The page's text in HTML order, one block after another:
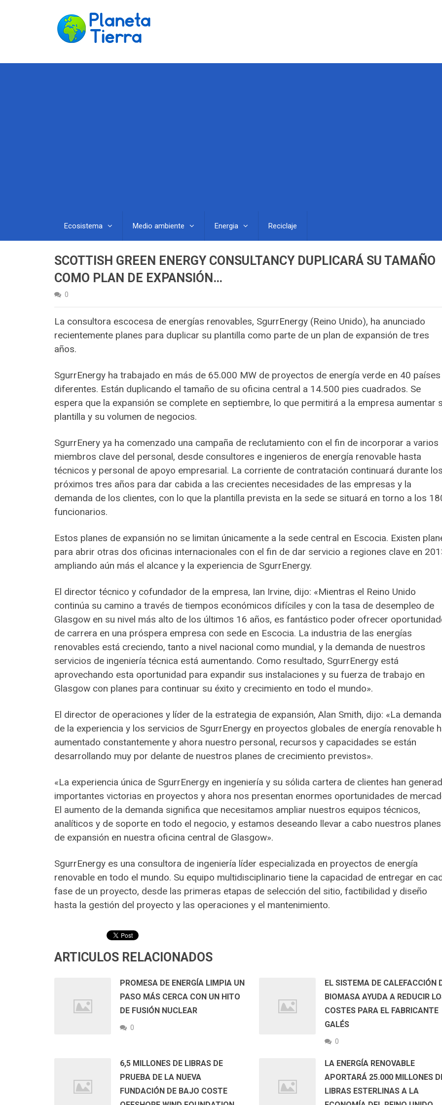
Ecosistema Medio ambiente Energia Reciclaje
SCOTTISH GREEN ENERGY CONSULTANCY DUPLICARÁ SU TAMAÑO
COMO PLAN DE EXPANSIÓN…
0
La consultora escocesa de energías renovables, SgurrEnergy (Reino Unido), ha anunciado
recientemente planes para duplicar su plantilla como parte de un plan de expansión de tres
años.
SgurrEnergy ha trabajado en más de 65.000 MW de proyectos de energía verde en 40 países
diferentes. Están duplicando el tamaño de su oficina central a 14.500 pies cuadrados. Se
espera que la expansión se complete en septiembre, lo que permitirá a la empresa aumentar
plantilla y su volumen de negocios.
SgurrEnery ya ha comenzado una campaña de reclutamiento con el fin de incorporar a varios
miembros clave del personal, desde consultores e ingenieros de energía renovable hasta
técnicos y personal de apoyo empresarial. La corriente de contratación continuará durante los
próximos tres años para dar cabida a las crecientes necesidades de las empresas y la
demanda de los clientes, con lo que la plantilla prevista en la sede se situará en torno a los
funcionarios.
Estos planes de expansión no se limitan únicamente a la sede central en Escocia. Existen
para abrir otras dos oficinas internacionales con el fin de dar servicio a regiones clave en
ampliando aún más el alcance y la experiencia de SgurrEnergy.
El director técnico y cofundador de la empresa, Ian Irvine, dijo: «Mientras el Reino Unido
continúa su camino a través de tiempos económicos difíciles y con la tasa de desempleo de
Glasgow en su nivel más alto de los últimos 16 años, es fantástico poder ofrecer
de carrera en una próspera empresa con sede en Escocia. La industria de las energías
renovables está creciendo, tanto a nivel nacional como mundial, y la demanda de nuestros
servicios de ingeniería técnica está aumentando. Como resultado, SgurrEnergy está
aprovechando esta oportunidad para expandir sus instalaciones y su fuerza de trabajo en
Glasgow con planes para continuar su éxito y crecimiento en todo el mundo».
El director de operaciones y líder de la estrategia de expansión, Alan Smith, dijo: «La demanda
de la experiencia y los servicios de SgurrEnergy en proyectos globales de energía renovable
aumentado constantemente y ahora nuestro personal, recursos y capacidades se están
desarrollando muy por delante de nuestros planes de crecimiento previstos».
«La experiencia única de SgurrEnergy en ingeniería y su sólida cartera de clientes han
importantes victorias en proyectos y ahora nos presentan enormes oportunidades de
El aumento de la demanda significa que necesitamos ampliar nuestros equipos técnicos,
analíticos y de soporte en todo el negocio, y estamos deseando llevar a cabo nuestros planes
de expansión en nuestra oficina central de Glasgow».
SgurrEnergy es una consultora de ingeniería líder especializada en proyectos de energía
renovable en todo el mundo. Su equipo multidisciplinario tiene la capacidad de entregar en
fase de un proyecto, desde las primeras etapas de selección del sitio, factibilidad y diseño
hasta la gestión del proyecto y las operaciones y el mantenimiento.
ARTICULOS RELACIONADOS
PROMESA DE ENERGÍA LIMPIA UN
PASO MÁS CERCA CON UN HITO
DE FUSIÓN NUCLEAR
0
EL SISTEMA DE CALEFACCIÓN
BIOMASA AYUDA A REDUCIR
COSTES PARA EL FABRICANTE
GALÉS
0
6,5 MILLONES DE LIBRAS DE
PRUEBA DE LA NUEVA
FUNDACIÓN DE BAJO COSTE
LA ENERGÍA RENOVABLE
APORTARÁ 25.000 MILLONES
LIBRAS ESTERLINAS A LA